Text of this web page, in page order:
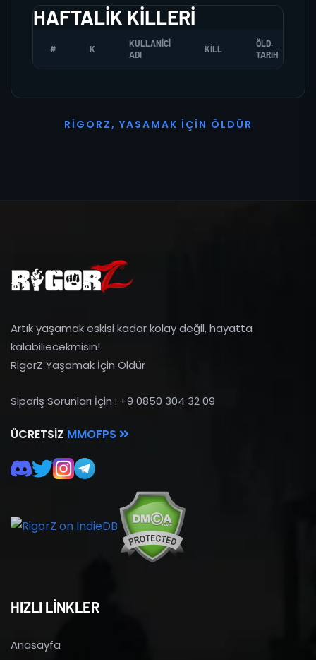
HAFTALIK KILLERI
# K
KULLANICI
ADI
KILL
ÖLD.
TARIH
R I G O R Z, YASAMAK İ ÇI N Ö L D Ü R
Artık yaşamak eskisi kadar kolay değil, hayatta
kalabiliecekmisin!
RigorZ Yaşamak İçin Öldür
Sipariş Sorunları İçin : +9 0850 304 32 09
ÜCRETSIZ MMOFPS
HIZLI LİNKLER
Anasayfa